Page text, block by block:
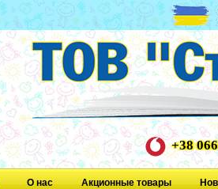
+38
О нас Акционные товары